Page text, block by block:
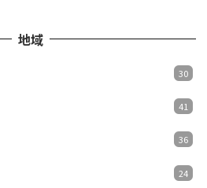
地域
30
41
36
24